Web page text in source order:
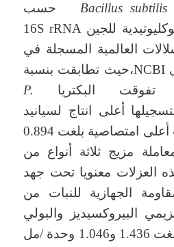
Bacillus subtilis حسب
تطابق التتابعات النيوكليوتيدية للجين 16S rRNA
العالمية المسجلة في
البنك الوراثي العالمي NCBI،حيث تطابقت بنسبة
P.
أعلى انتاج لسيانيد
الهيدروجين اذ سجلت أعلى امتصاصية بلغت 0.894
مزيج ثلاثة أنواع من
العزلات معنويا تحت جهد
الجهازية للنبات من
البيروكسيديز والبولي
فينول اوكسيديز، إذ بلغت 1.436 و1.046 وحدة /مل